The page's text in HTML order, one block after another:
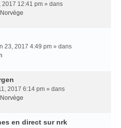
2017 12:41 pm » dans
23, 2017 4:49 pm » dans
2017 6:14 pm » dans
en direct sur nrk